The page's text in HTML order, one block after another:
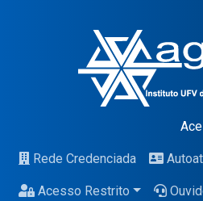
Rede Credenciada
Acesso Restrito